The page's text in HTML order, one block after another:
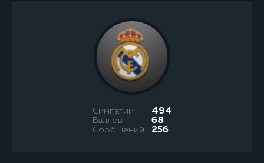
Симпатии 494
Баллов 68
Сообщений 256